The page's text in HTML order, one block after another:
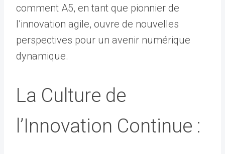
comment A5, en tant que pionnier de
l’innovation agile, ouvre de nouvelles
perspectives pour un avenir numérique
dynamique.
La Culture de
l’Innovation Continue :